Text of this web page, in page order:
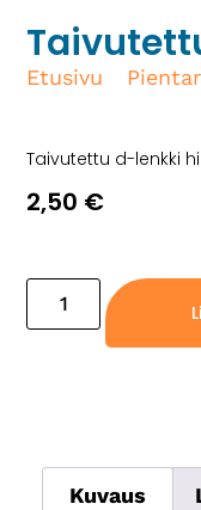
Etusivu
Taivutettu d-lenkki
2,50 €
Kuvaus